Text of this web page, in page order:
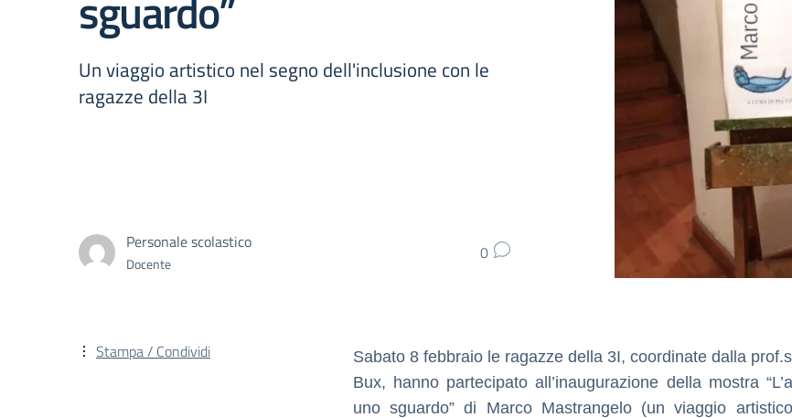
Un viaggio artistico nel segno dell'inclusione con le
ragazze della 3I
Personale scolastico
Docente 0
Sabato 8 febbraio le ragazze della 3I, coordinate dalla
Bux, hanno partecipato all’inaugurazione della mostra
uno sguardo” di Marco Mastrangelo (un viaggio
Stampa / Condividi